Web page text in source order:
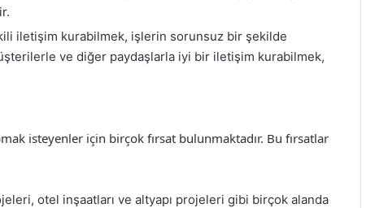
iletişim kurabilmek, işlerin sorunsuz bir şekilde
ve diğer paydaşlarla iyi bir iletişim kurabilmek,
isteyenler için birçok fırsat bulunmaktadır. Bu fırsatlar
otel inşaatları ve altyapı projeleri gibi birçok alanda